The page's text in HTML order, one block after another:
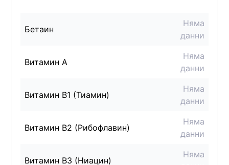
Бетаин
Няма
данни
Витамин A
Няма
данни
Витамин B1 (Тиамин)
Няма
данни
Витамин B2 (Рибофлавин)
Няма
данни
Витамин B3 (Ниацин)
Няма